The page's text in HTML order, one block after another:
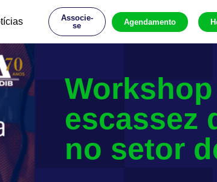
Associe-
se
Agendamento
escassez
no setor